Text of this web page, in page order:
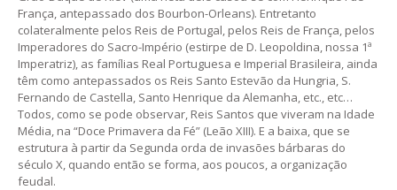
França, antepassado dos Bourbon-Orleans). Entretanto
colateralmente pelos Reis de Portugal, pelos Reis de França, pelos
Imperadores do Sacro-Império (estirpe de D. Leopoldina, nossa 1ª
Imperatriz), as famílias Real Portuguesa e Imperial Brasileira, ainda
têm como antepassados os Reis Santo Estevão da Hungria, S.
Fernando de Castella, Santo Henrique da Alemanha, etc., etc…
Todos, como se pode observar, Reis Santos que viveram na Idade
Média, na “Doce Primavera da Fé” (Leão XIII). E a baixa, que se
estrutura à partir da Segunda orda de invasões bárbaras do
século X, quando então se forma, aos poucos, a organização
feudal.